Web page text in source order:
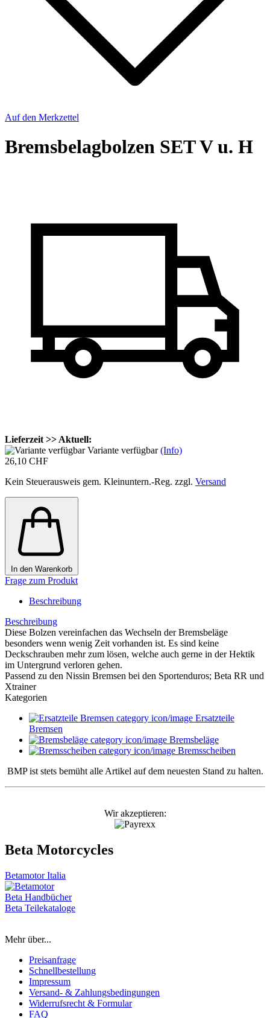
Auf den Merkzettel
Bremsbelagbolzen SET V u. H
Lieferzeit >> Aktuell:
Variante verfügbar(Info)
26,10 CHF
Kein Steuerausweis gem. Kleinuntern.-Reg. zzgl. Versand
In den Warenkorb
Frage zum Produkt
Beschreibung
Beschreibung
Diese Bolzen vereinfachen das Wechseln der Bremsbeläge
besonders wenn wenig Zeit vorhanden ist. Es sind keine
Deckschrauben mehr zum lösen, welche auch gerne in der Hektik
im Untergrund verloren gehen.
Passend zu den Nissin Bremsen bei den Sportenduros; Beta RR und
Xtrainer
Kategorien
Ersatzteile
Bremsen
Bremsbeläge
Bremsscheiben
BMP ist stets bemüht alle Artikel auf dem neuesten Stand zu halten.
Wir akzeptieren:
Beta Motorcycles
Betamotor Italia
Beta Handbücher
Beta Teilekataloge
Mehr über...
Preisanfrage
Schnellbestellung
Impressum
Versand- & Zahlungsbedingungen
Widerrufsrecht & Formular
FAQ